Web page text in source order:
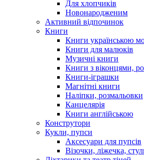
Для хлопчиків
Новонародженим
Активний відпочинок
Книги
Книги українською
Книги для малюків
Музичні книги
Книги з віконцями,
Книги-іграшки
Магнітні книги
Наліпки, розмальовки
Канцелярія
Книги англійською
Конструтори
Кукли, пупси
Аксесуари для пупсів
Візочки, ліжечка,